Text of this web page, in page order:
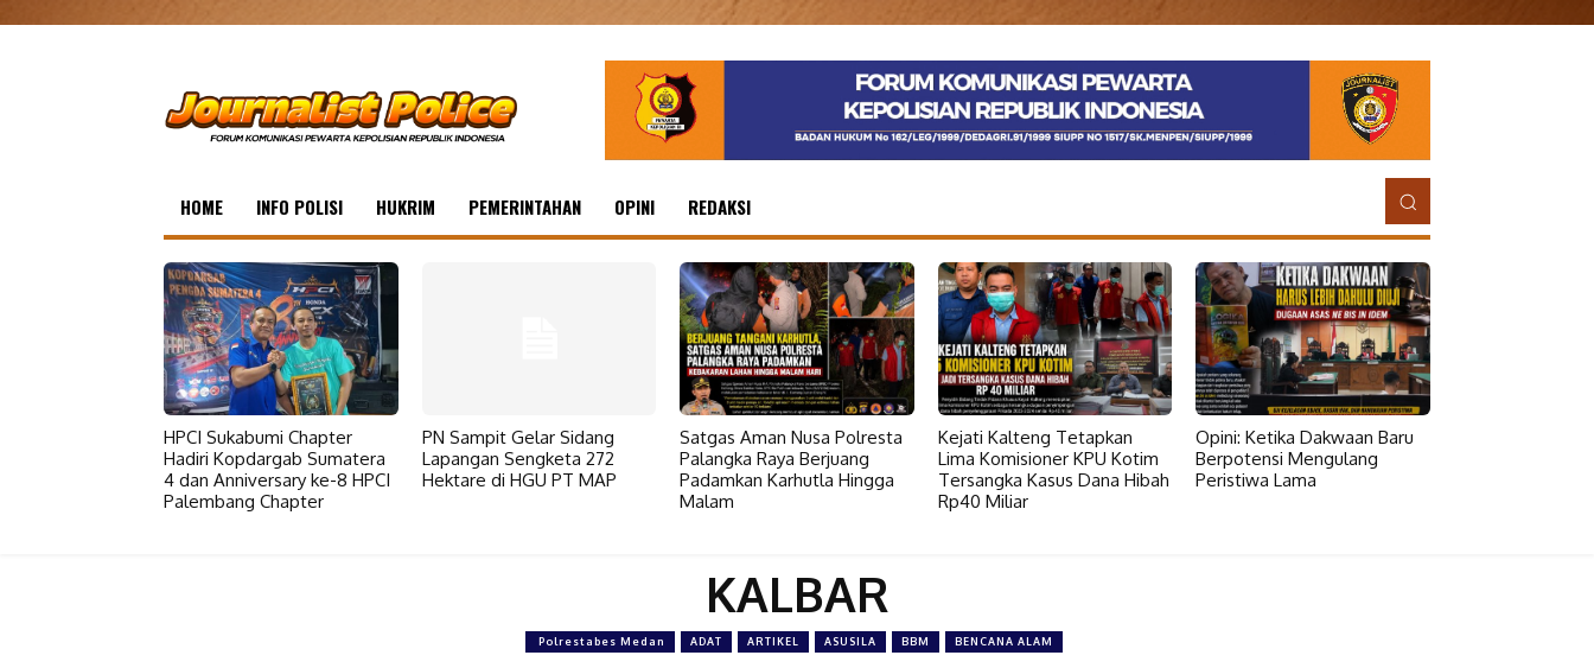
HOME INFO POLISI HUKRIM PEMERINTAHAN OPINI REDAKSI
HPCI Sukabumi Chapter
Hadiri Kopdargab Sumatera
4 dan Anniversary ke-8 HPCI
Palembang Chapter
PN Sampit Gelar Sidang
Lapangan Sengketa 272
Hektare di HGU PT MAP
Satgas Aman Nusa Polresta
Palangka Raya Berjuang
Padamkan Karhutla Hingga
Malam
Kejati Kalteng Tetapkan
Lima Komisioner KPU Kotim
Tersangka Kasus Dana Hibah
Rp40 Miliar
Opini: Ketika Dakwaan Baru
Berpotensi Mengulang
Peristiwa Lama
KALBAR
Polrestabes Medan ADAT ARTIKEL ASUSILA BBM BENCANA ALAM